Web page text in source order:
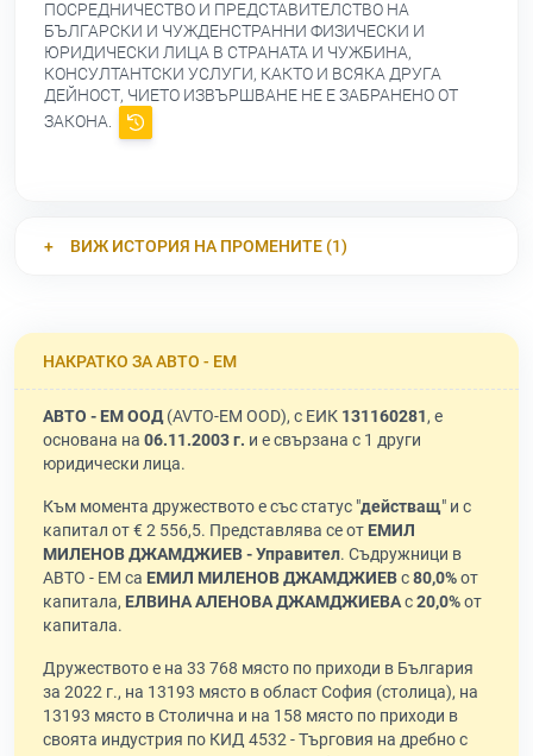
ПОСРЕДНИЧЕСТВО И ПРЕДСТАВИТЕЛСТВО НА
БЪЛГАРСКИ И ЧУЖДЕНСТРАННИ ФИЗИЧЕСКИ И
ЮРИДИЧЕСКИ ЛИЦА В СТРАНАТА И ЧУЖБИНА,
КОНСУЛТАНТСКИ УСЛУГИ, КАКТО И ВСЯКА ДРУГА
ДЕЙНОСТ, ЧИЕТО ИЗВЪРШВАНЕ НЕ Е ЗАБРАНЕНО ОТ
ЗАКОНА.
ВИЖ ИСТОРИЯ НА ПРОМЕНИТЕ (1)
НАКРАТКО ЗА АВТО - ЕМ
АВТО - ЕМ ООД(AVTO-EM OOD), с ЕИК 131160281, е
основана на 06.11.2003 г. и е свързана с 1 други
юридически лица.
Към момента дружеството е със статус "действащ" и с
капитал от € 2 556,5. Представлява се от ЕМИЛ
МИЛЕНОВ ДЖАМДЖИЕВ - Управител. Съдружници в
АВТО - ЕМ са ЕМИЛ МИЛЕНОВ ДЖАМДЖИЕВс80,0%от
капитала, ЕЛВИНА АЛЕНОВА ДЖАМДЖИЕВАс20,0%от
капитала.
Дружеството е на 33 768 място по приходи в България
за 2022 г., на 13193 място в област София (столица), на
13193 място в Столична и на 158 място по приходи в
своята индустрия по КИД 4532 - Търговия на дребно с